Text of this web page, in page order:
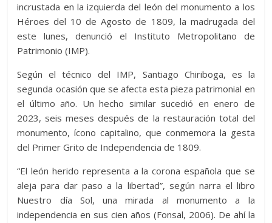
incrustada en la izquierda del león del monumento a los
Héroes del 10 de Agosto de 1809, la madrugada del
este lunes, denunció el Instituto Metropolitano de
Patrimonio (IMP).
Según el técnico del IMP, Santiago Chiriboga, es la
segunda ocasión que se afecta esta pieza patrimonial en
el último año. Un hecho similar sucedió en enero de
2023, seis meses después de la restauración total del
monumento, ícono capitalino, que conmemora la gesta
del Primer Grito de Independencia de 1809.
“El león herido representa a la corona española que se
aleja para dar paso a la libertad”, según narra el libro
Nuestro día Sol, una mirada al monumento a la
independencia en sus cien años (Fonsal, 2006). De ahí la